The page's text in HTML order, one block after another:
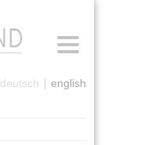
deutsch english